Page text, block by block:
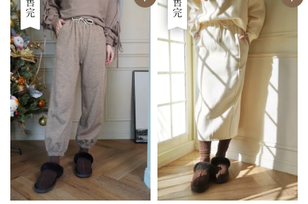
優惠
售完 優惠
售完